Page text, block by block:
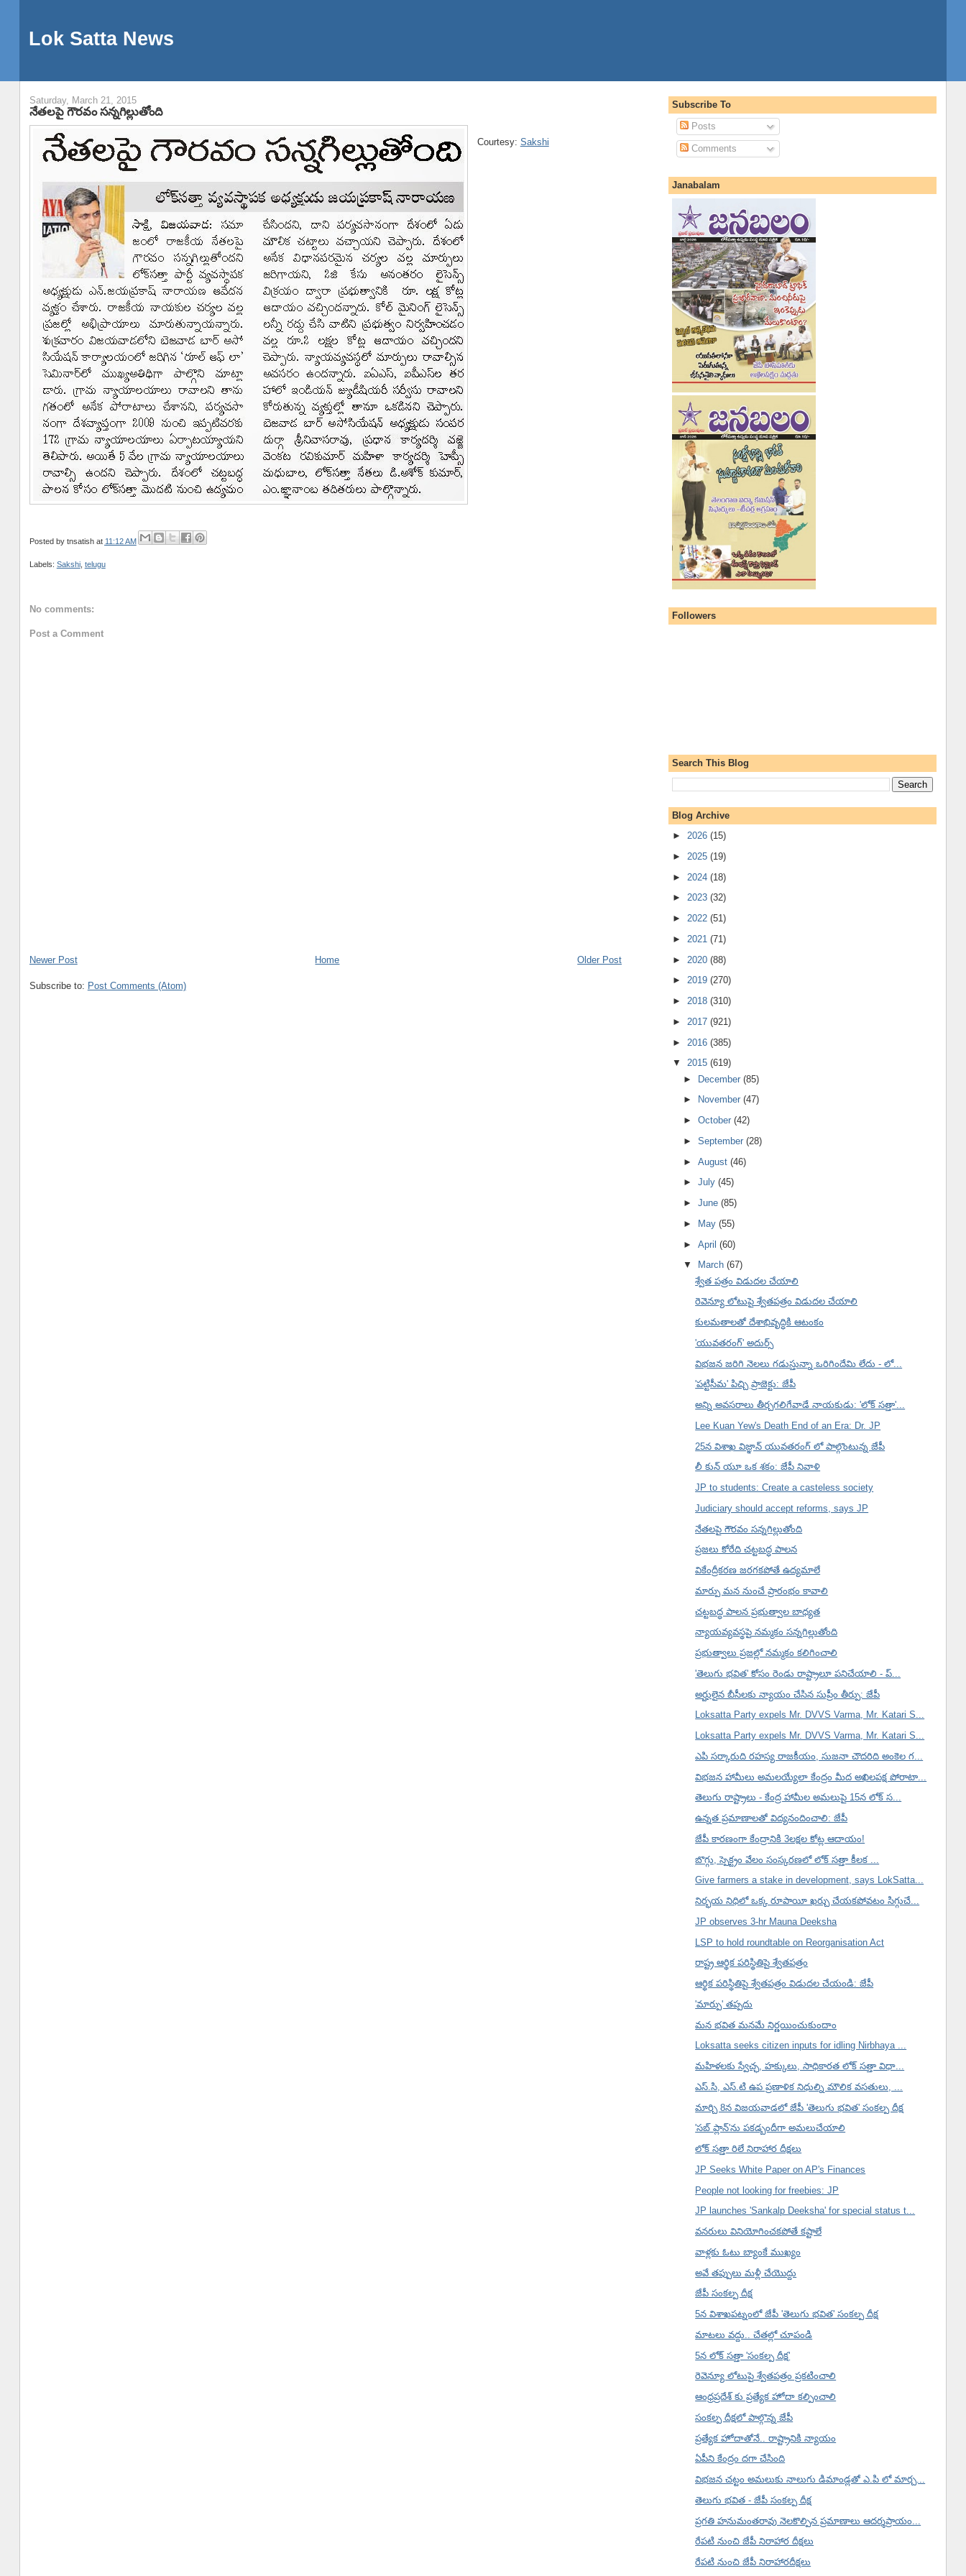
Lok Satta News
Saturday, March 21, 2015
నేతలపై గౌరవం సన్నగిల్లుతోంది
Courtesy: Sakshi
Posted by tnsatish at 11:12 AM
Labels: Sakshi, telugu
No comments:
Post a Comment
Newer Post Older Post
Home
Subscribe to: Post Comments (Atom)
Subscribe To
Posts
Comments
Janabalam
Followers
Search This Blog
Blog Archive
► 2026 (15)
► 2025 (19)
► 2024 (18)
► 2023 (32)
► 2022 (51)
► 2021 (71)
► 2020 (88)
► 2019 (270)
► 2018 (310)
► 2017 (921)
► 2016 (385)
▼ 2015 (619)
► December(85)
►
November(47)
►October(42)
►September(28)
►August(46)
►July(45)
►June(85)
►
May(55)
►April(60)
▼
March(67)
శ్వేత పత్రం విడుదల చేయాలి
రెవెన్యూ లోటుపై శ్వేతపత్రం విడుదల చేయాలి
కులమతాలతో దేశాభివృద్ధికి ఆటంకం
'యువతరంగ్' అదుర్స్
విభజన జరిగి నెలలు గడుస్తున్నా ఒరిగిందేమి లేదు - లో...
'పట్టిసీమ' పిచ్చి ప్రాజెక్టు: జేపీ
అన్ని అవసరాలు తీర్చగలిగేవాడే నాయకుడు: 'లోక్ సత్తా'...
Lee Kuan Yew's Death End of an Era: Dr. JP
25న విశాఖ విజ్ఞాన్ యువతరంగ్ లో పాల్గొంటున్న జేపీ
లీ కున్ యూ ఒక శకం: జేపీ నివాళి
JP to students: Create a casteless society
Judiciary should accept reforms, says JP
నేతలపై గౌరవం సన్నగిల్లుతోంది
ప్రజలు కోరేది చట్టబద్ధ పాలన
వికేంద్రీకరణ జరగకపోతే ఉద్యమాలే
మార్పు మన నుంచే ప్రారంభం కావాలి
చట్టబద్ధ పాలన ప్రభుత్వాల బాధ్యత
న్యాయవ్యవస్థపై నమ్మకం సన్నగిల్లుతోంది
ప్రభుత్వాలు ప్రజల్లో నమ్మకం కలిగించాలి
'తెలుగు భవిత' కోసం రెండు రాష్ట్రాలూ పనిచేయాలి - ప్...
అర్హులైన బీసీలకు న్యాయం చేసిన సుప్రీం తీర్పు: జేపీ
Loksatta Party expels Mr. DVVS Varma, Mr. Katari S...
Loksatta Party expels Mr. DVVS Varma, Mr. Katari S...
ఎపి సర్కారుది రహస్య రాజకీయం, సుజనా చౌదరిది అంకెల గ...
విభజన హామీలు అమలయ్యేలా కేంద్రం మీద అఖిలపక్ష పోరాటా...
తెలుగు రాష్ట్రాలు - కేంద్ర హామీల అమలుపై 15న లోక్ స...
ఉన్నత ప్రమాణాలతో విద్యనందించాలి: జేపీ
జేపీ కారణంగా కేంద్రానికి 3లక్షల కోట్ల ఆదాయం!
బొగ్గు, స్పెక్ట్రం వేలం సంస్కరణలో లోక్ సత్తా కీలక ...
Give farmers a stake in development, says LokSatta...
నిర్భయ నిధిలో ఒక్క రూపాయీ ఖర్చు చేయకపోవటం సిగ్గుచే...
JP observes 3-hr Mauna Deeksha
LSP to hold roundtable on Reorganisation Act
రాష్ట్ర ఆర్థిక పరిస్థితిపై శ్వేతపత్రం
ఆర్థిక పరిస్థితిపై శ్వేతపత్రం విడుదల చేయండి: జేపీ
'మార్పు' తప్పదు
మన భవిత మనమే నిర్ణయించుకుందాం
Loksatta seeks citizen inputs for idling Nirbhaya ...
మహిళలకు స్వేచ్ఛ, హక్కులు, సాధికారత లోక్ సత్తా విధా...
ఎస్.సి, ఎస్.టి ఉప ప్రణాళిక నిధుల్ని మౌలిక వసతులు, ...
మార్చి 8న విజయవాడలో జేపీ 'తెలుగు భవిత' సంకల్ప దీక్ష
'సబ్ ప్లాన్'ను పకడ్బందీగా అమలుచేయాలి
లోక్ సత్తా రిలే నిరాహార దీక్షలు
JP Seeks White Paper on AP's Finances
People not looking for freebies: JP
JP launches 'Sankalp Deeksha' for special status t...
వనరులు వినియోగించకపోతే కష్టాలే
వాళ్లకు ఓటు బ్యాంకే ముఖ్యం
అవే తప్పులు మళ్లీ చేయొద్దు
జేపీ సంకల్ప దీక్ష
5న విశాఖపట్నంలో జేపీ 'తెలుగు భవిత' సంకల్ప దీక్ష
మాటలు వద్దు.. చేతల్లో చూపండి
5న లోక్ సత్తా 'సంకల్ప దీక్ష'
రెవెన్యూ లోటుపై శ్వేతపత్రం ప్రకటించాలి
ఆంధ్రప్రదేశ్ కు ప్రత్యేక హోదా కల్పించాలి
సంకల్ప దీక్షలో పాల్గొన్న జేపీ
ప్రత్యేక హోదాతోనే.. రాష్ట్రానికి న్యాయం
ఏపీని కేంద్రం దగా చేసింది
విభజన చట్టం అమలుకు నాలుగు డిమాండ్లతో ఎ.పి లో మార్చ...
తెలుగు భవిత - జేపీ సంకల్ప దీక్ష
ప్రగతి హనుమంతరావు నెలకొల్పిన ప్రమాణాలు ఆదర్శప్రాయం...
రేపటి నుంచి జేపీ నిరాహార దీక్షలు
రేపటి నుంచి జేపీ నిరాహారదీక్షలు